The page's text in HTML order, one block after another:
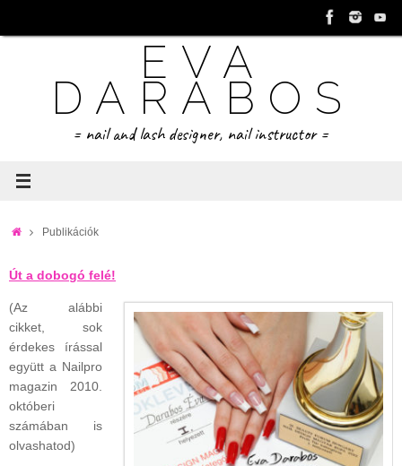
EVA
DARABOS
= nail and lash designer, nail instructor =
HomePublikációk
Út a dobogó felé!
(Az alábbi
cikket, sok
érdekes írással
együtt a Nailpro
magazin 2010.
októberi
számában is
olvashatod)